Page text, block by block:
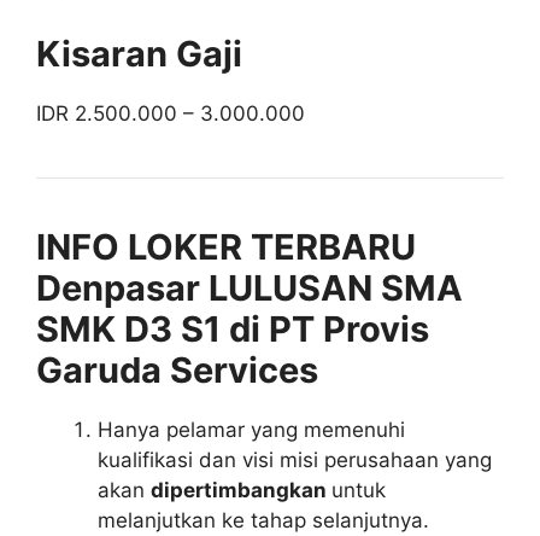
Kisaran Gaji
IDR 2.500.000 – 3.000.000
INFO LOKER TERBARU
Denpasar LULUSAN SMA
SMK D3 S1 di PT Provis
Garuda Services
Hanya pelamar yang memenuhi
kualifikasi dan visi misi perusahaan yang
akan dipertimbangkan untuk
melanjutkan ke tahap selanjutnya.